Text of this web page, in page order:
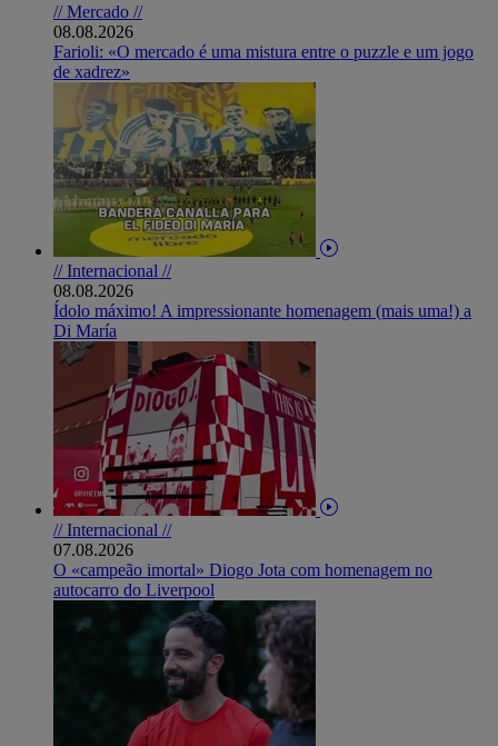
// Mercado //
08.08.2026
Farioli: «O mercado é uma mistura entre o puzzle e um jogo
de xadrez»
// Internacional //
08.08.2026
Ídolo máximo! A impressionante homenagem (mais uma!) a
Di María
// Internacional //
07.08.2026
O «campeão imortal» Diogo Jota com homenagem no
autocarro do Liverpool